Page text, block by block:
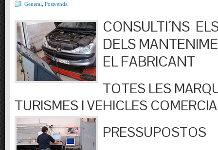
General Postvenda
CONSULTI´NS
DELS
EL FABRICANT
TOTES LES
TURISMES I VEHICLES
PRESSUPOSTOS